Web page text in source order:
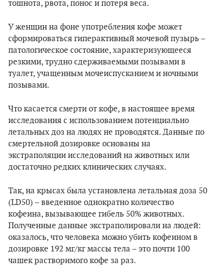
тошнота, рвота, понос и потеря веса.
У женщин на фоне употребления кофе может
сформироваться гиперактивный мочевой пузырь –
патологическое состояние, характеризующееся
резкими, трудно сдерживаемыми позывами в
туалет, учащенным мочеиспусканием и ночными
позывами.
Что касается смерти от кофе, в настоящее время
исследования с использованием потенциально
летальных доз на людях не проводятся. Данные по
смертельной дозировке основаны на
экстраполяции исследований на животных или
достаточно редких клинических случаях.
Так, на крысах была установлена летальная доза 50
(LD50) – введенное однократно количество
кофеина, вызывающее гибель 50% животных.
Полученные данные экстраполировали на людей:
оказалось, что человека можно убить кофеином в
дозировке 192 мг/кг массы тела – это почти 100
чашек растворимого кофе за раз.